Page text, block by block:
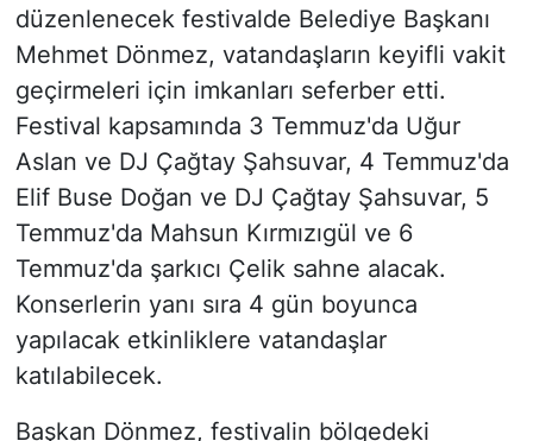
düzenlenecek festivalde Belediye Başkanı
Mehmet Dönmez, vatandaşların keyifli vakit
geçirmeleri için imkanları seferber etti.
Festival kapsamında 3 Temmuz'da Uğur
Aslan ve DJ Çağtay Şahsuvar, 4 Temmuz'da
Elif Buse Doğan ve DJ Çağtay Şahsuvar, 5
Temmuz'da Mahsun Kırmızıgül ve 6
Temmuz'da şarkıcı Çelik sahne alacak.
Konserlerin yanı sıra 4 gün boyunca
yapılacak etkinliklere vatandaşlar
katılabilecek.
Başkan Dönmez, festivalin bölgedeki